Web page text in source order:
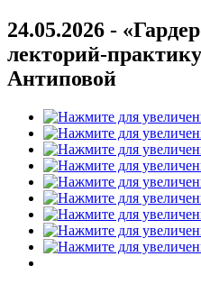
24.05.2026 -
лекторий-
Антиповой